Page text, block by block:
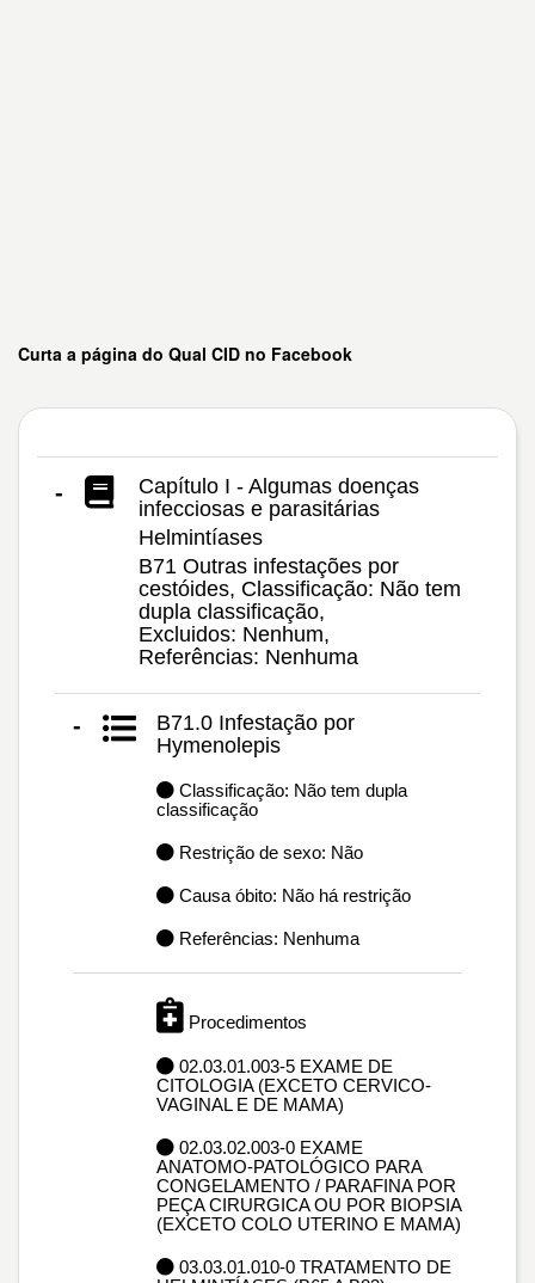
Curta a página do Qual CID no Facebook
-
Capítulo I - Algumas doenças
infecciosas e parasitárias
Helmintíases
B71 Outras infestações por
cestóides, Classificação: Não tem
dupla classificação,
Excluidos: Nenhum,
Referências: Nenhuma
-
B71.0 Infestação por
Hymenolepis
Classificação: Não tem dupla
classificação
Restrição de sexo: Não
Causa óbito: Não há restrição
Referências: Nenhuma
Procedimentos
02.03.01.003-5 EXAME DE
CITOLOGIA (EXCETO CERVICO-
VAGINAL E DE MAMA)
02.03.02.003-0 EXAME
ANATOMO-PATOLÓGICO PARA
CONGELAMENTO / PARAFINA POR
PEÇA CIRURGICA OU POR BIOPSIA
(EXCETO COLO UTERINO E MAMA)
03.03.01.010-0 TRATAMENTO DE